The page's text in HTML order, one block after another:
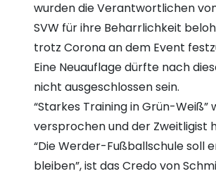
wurden die Verantwortlichen
SVW für ihre Beharrlichkeit
trotz Corona an dem Event
Eine Neuauflage dürfte nach
nicht ausgeschlossen sein.
“Starkes Training in Grün-Weiß”
versprochen und der Zweitligist
“Die Werder-Fußballschule soll
bleiben”, ist das Credo von